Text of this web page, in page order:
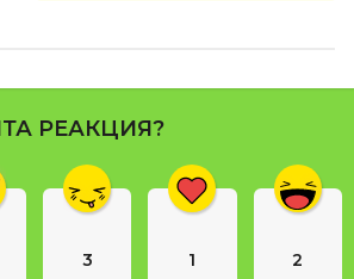
РЕАКЦИЯ?
3 1 2